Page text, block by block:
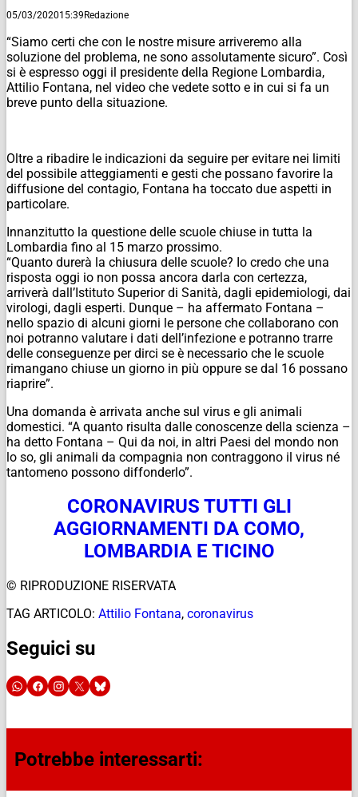
05/03/202015:39Redazione
“Siamo certi che con le nostre misure arriveremo alla
soluzione del problema, ne sono assolutamente sicuro”. Così
si è espresso oggi il presidente della Regione Lombardia,
Attilio Fontana, nel video che vedete sotto e in cui si fa un
breve punto della situazione.
Oltre a ribadire le indicazioni da seguire per evitare nei limiti
del possibile atteggiamenti e gesti che possano favorire la
diffusione del contagio, Fontana ha toccato due aspetti in
particolare.
Innanzitutto la questione delle scuole chiuse in tutta la
Lombardia fino al 15 marzo prossimo.
“Quanto durerà la chiusura delle scuole? Io credo che una
risposta oggi io non possa ancora darla con certezza,
arriverà dall’Istituto Superior di Sanità, dagli epidemiologi, dai
virologi, dagli esperti. Dunque – ha affermato Fontana –
nello spazio di alcuni giorni le persone che collaborano con
noi potranno valutare i dati dell’infezione e potranno trarre
delle conseguenze per dirci se è necessario che le scuole
rimangano chiuse un giorno in più oppure se dal 16 possano
riaprire”.
Una domanda è arrivata anche sul virus e gli animali
domestici. “A quanto risulta dalle conoscenze della scienza –
ha detto Fontana – Qui da noi, in altri Paesi del mondo non
lo so, gli animali da compagnia non contraggono il virus né
tantomeno possono diffonderlo”.
CORONAVIRUS TUTTI GLI
AGGIORNAMENTI DA COMO,
LOMBARDIA E TICINO
© RIPRODUZIONE RISERVATA
TAG ARTICOLO: Attilio Fontana, coronavirus
Seguici su
Potrebbe interessarti: